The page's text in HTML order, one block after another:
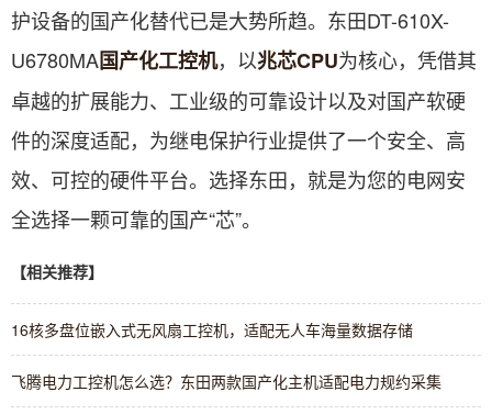
护设备的国产化替代已是大势所趋。东田DT-610X-
U6780MA国产化工控机，以兆芯CPU为核心，凭借其
卓越的扩展能力、工业级的可靠设计以及对国产软硬
件的深度适配，为继电保护行业提供了一个安全、高
效、可控的硬件平台。选择东田，就是为您的电网安
全选择一颗可靠的国产“芯”。
【相关推荐】
16核多盘位嵌入式无风扇工控机，适配无人车海量数据存储
飞腾电力工控机怎么选？东田两款国产化主机适配电力规约采集